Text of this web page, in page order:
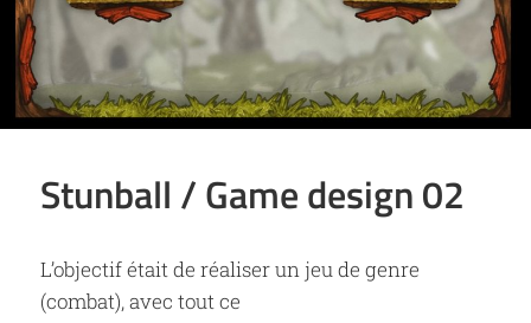
Stunball / Game design 02
L’objectif était de réaliser un jeu de genre
(combat), avec tout ce